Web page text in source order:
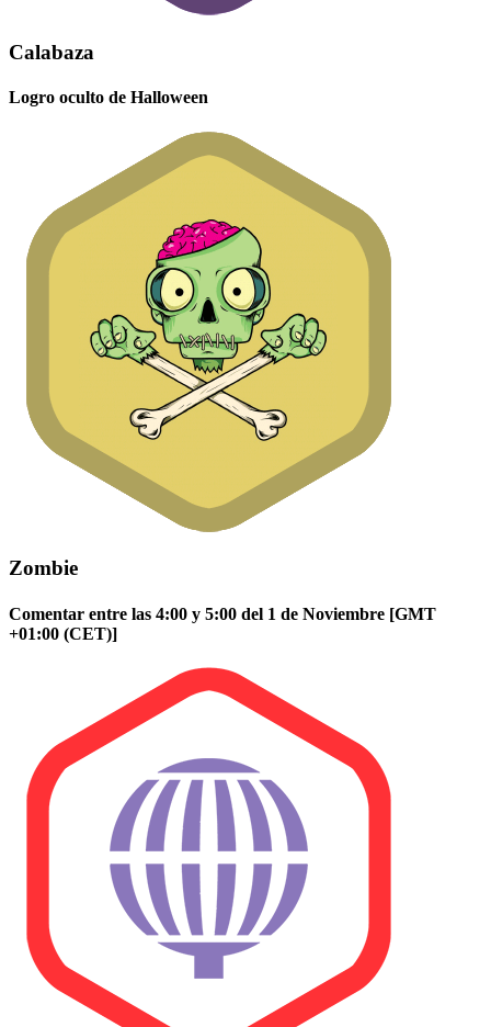
Calabaza
Logro oculto de Halloween
Zombie
Comentar entre las 4:00 y 5:00 del 1 de Noviembre [GMT
+01:00 (CET)]